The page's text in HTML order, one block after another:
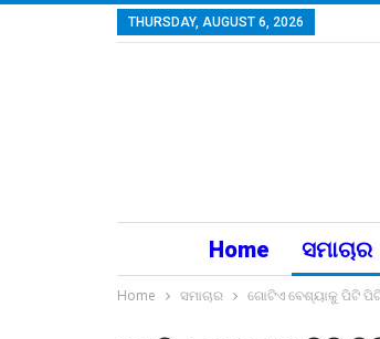
THURSDAY, AUGUST 6, 2026
Home ସମାଚାର
Home ସମାଚାର ଗୋଟିଏ ବେଶ୍ୟାକୁ ପିଟି